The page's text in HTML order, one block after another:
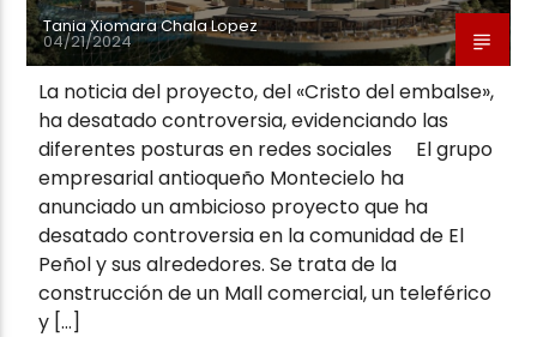
Tania Xiomara Chala Lopez
04/21/2024
La noticia del proyecto, del «Cristo del embalse»,
ha desatado controversia, evidenciando las
diferentes posturas en redes sociales El grupo
empresarial antioqueño Montecielo ha
anunciado un ambicioso proyecto que ha
desatado controversia en la comunidad de El
Peñol y sus alrededores. Se trata de la
construcción de un Mall comercial, un teleférico
y […]